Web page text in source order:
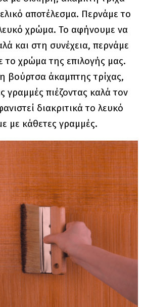
αποτέλεσμα. Περνάμε το
χρώμα. Το αφήνουμε να
και στη συνέχεια, περνάμε
το χρώμα της επιλογής μας.
βούρτσα άκαμπτης τρίχας,
γραμμές πιέζοντας καλά τον
διακριτικά το λευκό
με κάθετες γραμμές.